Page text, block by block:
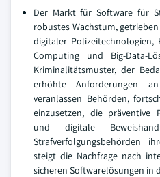
Der Markt für Software für
robustes Wachstum,
digitaler Polizeitechnologien,
Computing und Big-Data-
Kriminalitätsmuster, der
erhöhte Anforderungen
veranlassen Behörden,
einzusetzen, die präventive
und digitale
Strafverfolgungsbehörden
steigt die Nachfrage nach
sicheren Softwarelösungen in